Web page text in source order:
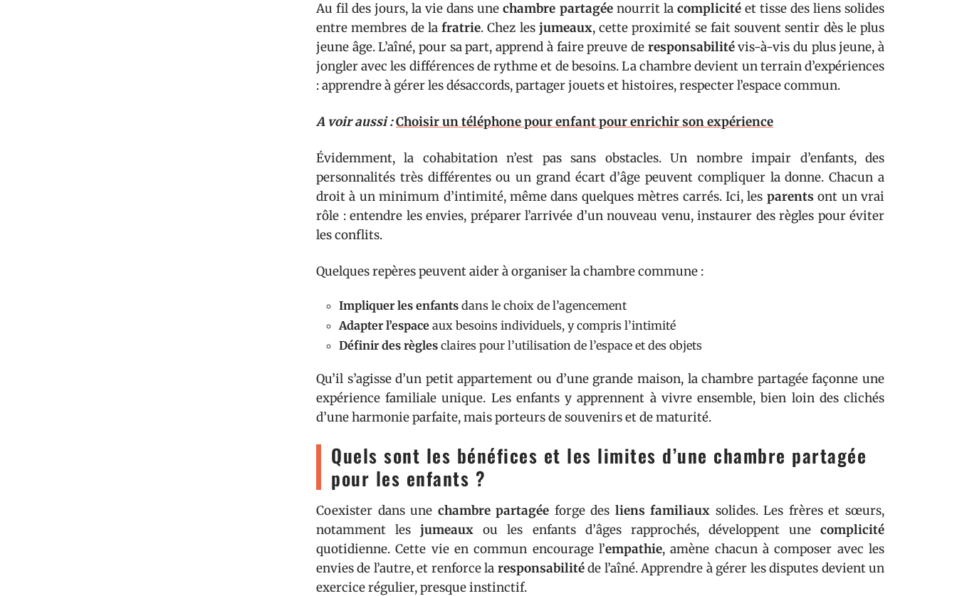
Au fil des jours, la vie dans unechambre partagéenourrit la complicitéet tisse des liens solides
entre membres de la fratrie. Chez les jumeaux, cette proximité se fait souvent sentir dès le plus
jeune âge. L’aîné, pour sa part, apprend à faire preuve de responsabilitévis-à-vis du plus jeune, à
jongler avec les différences de rythme et de besoins. La chambre devient un terrain d’expériences
: apprendre à gérer les désaccords, partager jouets et histoires, respecter l’espace commun.
A voir aussi :Choisir un téléphone pour enfant pour enrichir son expérience
Évidemment, la cohabitation n’est pas sans obstacles. Un nombre impair d’enfants, des
personnalités très différentes ou un grand écart d’âge peuvent compliquer la donne. Chacun a
droit à un minimum d’intimité, même dans quelques mètres carrés. Ici, les parents ont un vrai
rôle : entendre les envies, préparer l’arrivée d’un nouveau venu, instaurer des règles pour éviter
les conflits.
Quelques repères peuvent aider à organiser la chambre commune :
Impliquer les enfants dans le choix de l’agencement
Adapter l’espace aux besoins individuels, y compris l’intimité
Définir des règles claires pour l’utilisation de l’espace et des objets
Qu’il s’agisse d’un petit appartement ou d’une grande maison, la chambre partagée façonne une
expérience familiale unique. Les enfants y apprennent à vivre ensemble, bien loin des clichés
d’une harmonie parfaite, mais porteurs de souvenirs et de maturité.
Quels sont les bénéfices et les limites d’une chambre partagée
pour les enfants ?
Coexister dans une chambre partagée forge des liens familiaux solides. Les frères et sœurs,
notamment lesjumeaux ou les enfants d’âges rapprochés, développent unecomplicité
quotidienne. Cette vie en commun encourage l’empathie, amène chacun à composer avec les
envies de l’autre, et renforce la responsabilitéde l’aîné. Apprendre à gérer les disputes devient un
exercice régulier, presque instinctif.